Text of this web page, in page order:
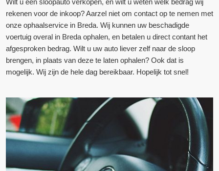
Wilt u een sloopauto verkopen, en wilt u weten welk bedrag wij
rekenen voor de inkoop? Aarzel niet om contact op te nemen met
onze ophaalservice in Breda. Wij kunnen uw beschadigde
voertuig overal in Breda ophalen, en betalen u direct contant het
afgesproken bedrag. Wilt u uw auto liever zelf naar de sloop
brengen, in plaats van deze te laten ophalen? Ook dat is
mogelijk. Wij zijn de hele dag bereikbaar. Hopelijk tot snel!